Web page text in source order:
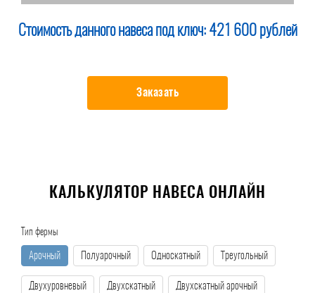
Стоимость данного навеса под ключ: 421 600 рублей
Заказать
КАЛЬКУЛЯТОР НАВЕСА ОНЛАЙН
Тип фермы
Арочный Полуарочный Односкатный Треугольный
Двухуровневый Двухскатный Двухскатный арочный